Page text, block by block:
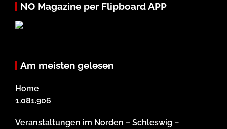
NO Magazine per Flipboard APP
Am meisten gelesen
Home
1.081.906
Veranstaltungen im Norden – Schleswig –